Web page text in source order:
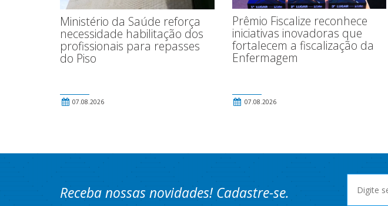
Ministério da Saúde reforça
necessidade habilitação dos
profissionais para repasses
do Piso
07.08.2026
Prêmio Fiscalize reconhece
iniciativas inovadoras que
fortalecem a fiscalização da
Enfermagem
07.08.2026
Receba nossas novidades! Cadastre-se.